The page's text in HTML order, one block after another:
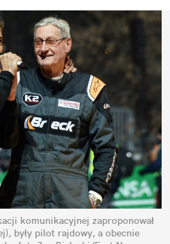
komunikacyjnej zaproponował
były pilot rajdowy, a obecnie